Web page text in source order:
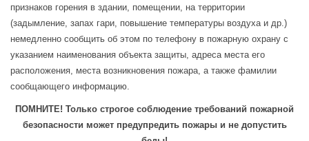
признаков горения в здании, помещении, на территории
(задымление, запах гари, повышение температуры воздуха и др.)
немедленно сообщить об этом по телефону в пожарную охрану с
указанием наименования объекта защиты, адреса места его
расположения, места возникновения пожара, а также фамилии
сообщающего информацию.
ПОМНИТЕ! Только строгое соблюдение требований пожарной
безопасности может предупредить пожары и не допустить